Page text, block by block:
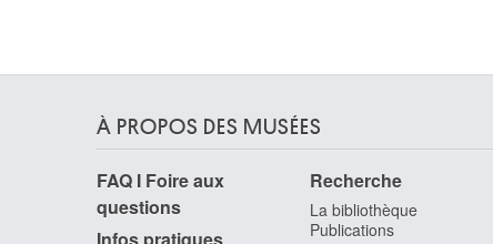
Davies Haydn
1921 - Toronto (Canada) 2008
Davis John Scarlett
Leominster, Hereford and Worcester (Angleterre,
À PROPOS DES MUSÉES
FAQ I Foire aux
questions
Recherche
La bibliothèque
Publications